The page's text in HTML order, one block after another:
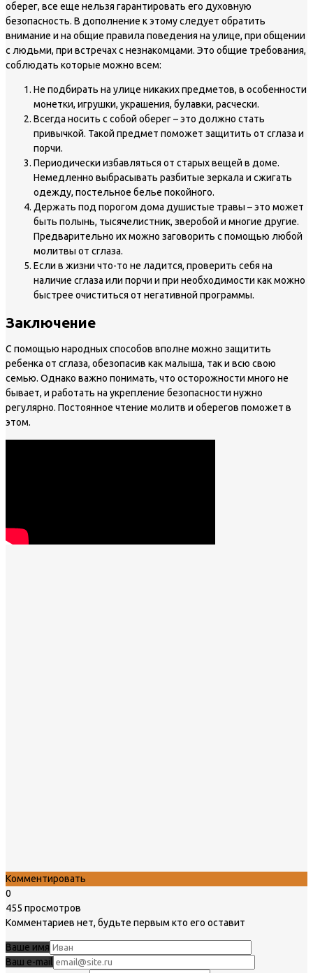
оберег, все еще нельзя гарантировать его духовную
безопасность. В дополнение к этому следует обратить
внимание и на общие правила поведения на улице, при общении
с людьми, при встречах с незнакомцами. Это общие требования,
соблюдать которые можно всем:
Не подбирать на улице никаких предметов, в особенности
монетки, игрушки, украшения, булавки, расчески.
Всегда носить с собой оберег – это должно стать
привычкой. Такой предмет поможет защитить от сглаза и
порчи.
Периодически избавляться от старых вещей в доме.
Немедленно выбрасывать разбитые зеркала и сжигать
одежду, постельное белье покойного.
Держать под порогом дома душистые травы – это может
быть полынь, тысячелистник, зверобой и многие другие.
Предварительно их можно заговорить с помощью любой
молитвы от сглаза.
Если в жизни что-то не ладится, проверить себя на
наличие сглаза или порчи и при необходимости как можно
быстрее очиститься от негативной программы.
Заключение
С помощью народных способов вполне можно защитить
ребенка от сглаза, обезопасив как малыша, так и всю свою
семью. Однако важно понимать, что осторожности много не
бывает, и работать на укрепление безопасности нужно
регулярно. Постоянное чтение молитв и оберегов поможет в
этом.
Комментировать
0
455 просмотров
Комментариев нет, будьте первым кто его оставит
Ваше имя
Ваш e-mail